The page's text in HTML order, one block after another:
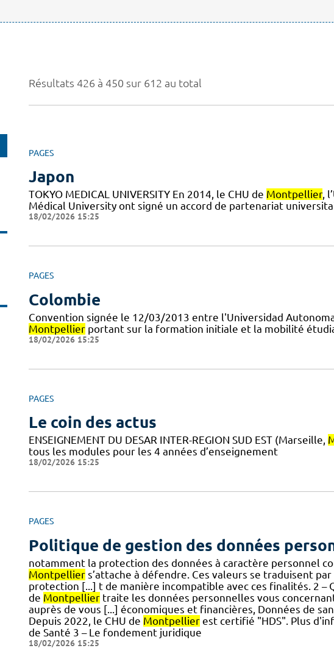
Résultats 426 à 450 sur 612 au total
PAGES
Japon
TOKYO MEDICAL UNIVERSITY En 2014, le CHU de Montpellier,
Médical University ont signé un accord de partenariat
18/02/2026 15:25
PAGES
Colombie
Convention signée le 12/03/2013 entre l'Universidad
Montpellierportant sur la formation initiale et la mobilité
18/02/2026 15:25
PAGES
Le coin des actus
ENSEIGNEMENT DU DESAR INTER-REGION SUD EST (Marseille,
tous les modules pour les 4 années d’enseignement
18/02/2026 15:25
PAGES
Politique de gestion des données
notamment la protection des données à caractère personnel
Montpelliers’attache à défendre. Ces valeurs se traduisent
protection [...] t de manière incompatible avec ces finalités. 2 –
de Montpelliertraite les données personnelles vous
auprès de vous [...] économiques et financières, Données de
Depuis 2022, le CHU de Montpellierest certifié "HDS". Plus
de Santé 3 – Le fondement juridique
18/02/2026 15:25